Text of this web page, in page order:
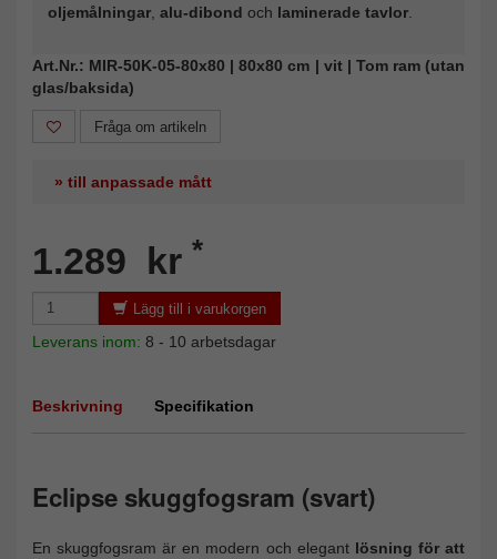
oljemålningar alu-dibond och laminerade tavlor
Art.Nr.: MIR-50K-05-80x80 | 80x80 cm | vit | Tom ram (utan
glas/baksida)
Fråga om artikeln
» till anpassade mått
1.289 kr *
Lägg till i varukorgen
Leverans inom: 8 - 10 arbetsdagar
Beskrivning Specifikation
Eclipse skuggfogsram (svart)
En skuggfogsram är en modern och elegant lösning för att